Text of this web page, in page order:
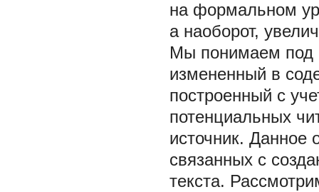
на формальном
а наоборот,
Мы понимаем под
измененный в
построенный с
потенциальных
источник. Данное
связанных с
текста.